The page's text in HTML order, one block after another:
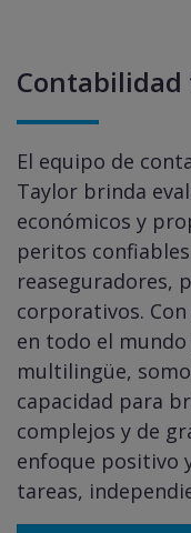
Contabilidad
El equipo de
Taylor brinda
económicos y
peritos
reaseguradores,
corporativos.
en todo el
multilingüe,
capacidad para
complejos y de
enfoque positivo
tareas,